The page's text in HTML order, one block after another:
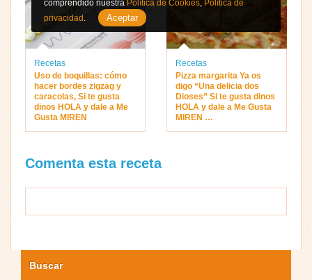
Recetas
Uso de boquillas: cómo
hacer bordes zigzag y
caracolas, Si te gusta
dinos HOLA y dale a Me
Gusta MIREN
Recetas
Pizza margarita Ya os
digo “Una delicia dos
Dioses” Si te gusta dinos
HOLA y dale a Me Gusta
MIREN …
Comenta esta receta
Buscar
comprendido nuestra Política de Cookies, Política de
privacidad . Aceptar